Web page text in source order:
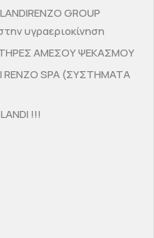
GROUP
υγραεριοκίνηση
ΑΜΕΣΟΥ ΨΕΚΑΣΜΟΥ
RENZO SPA (ΣΥΣΤΗΜΑΤΑ
!!!